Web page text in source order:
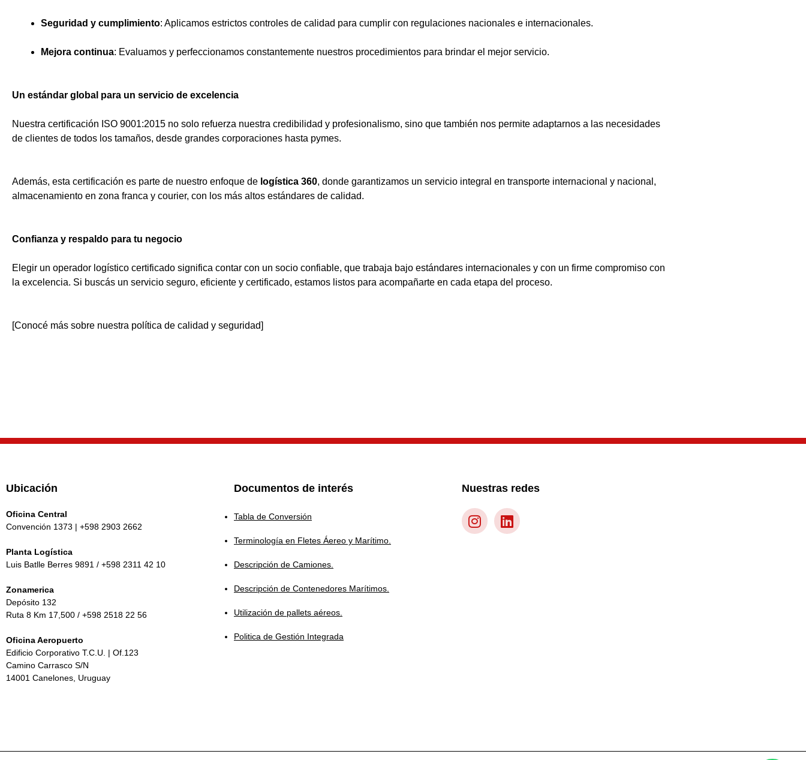
Seguridad y cumplimiento: Aplicamos estrictos controles de calidad para cumplir con regulaciones nacionales e internacionales.
Mejora continua: Evaluamos y perfeccionamos constantemente nuestros procedimientos para brindar el mejor servicio.
Un estándar global para un servicio de excelencia
Nuestra certificación ISO 9001:2015 no solo refuerza nuestra credibilidad y profesionalismo, sino que también nos permite adaptarnos a las necesidades
de clientes de todos los tamaños, desde grandes corporaciones hasta pymes.
Además, esta certificación es parte de nuestro enfoque de logística 360, donde garantizamos un servicio integral en transporte internacional y nacional,
almacenamiento en zona franca y courier, con los más altos estándares de calidad.
Confianza y respaldo para tu negocio
Elegir un operador logístico certificado significa contar con un socio confiable, que trabaja bajo estándares internacionales y con un firme compromiso con
la excelencia. Si buscás un servicio seguro, eficiente y certificado, estamos listos para acompañarte en cada etapa del proceso.
[Conocé más sobre nuestra política de calidad y seguridad]
Ubicación
Oficina Central
Convención 1373 | +598 2903 2662
Planta Logística
Luis Batlle Berres 9891 / +598 2311 42 10
Zonamerica
Depósito 132
Ruta 8 Km 17,500 / +598 2518 22 56
Oficina Aeropuerto
Edificio Corporativo T.C.U. | Of.123
Camino Carrasco S/N
14001 Canelones, Uruguay
Documentos de interés
Tabla de Conversión
Terminología en Fletes Áereo y Marítimo.
Descripción de Camiones.
Descripción de Contenedores Marítimos.
Utilización de pallets aéreos.
Politica de Gestión Integrada
Nuestras redes